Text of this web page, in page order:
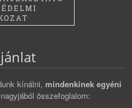
kínálni, mindenkinek egyéni
összefoglalom: